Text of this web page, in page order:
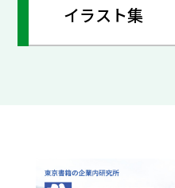
イラスト集